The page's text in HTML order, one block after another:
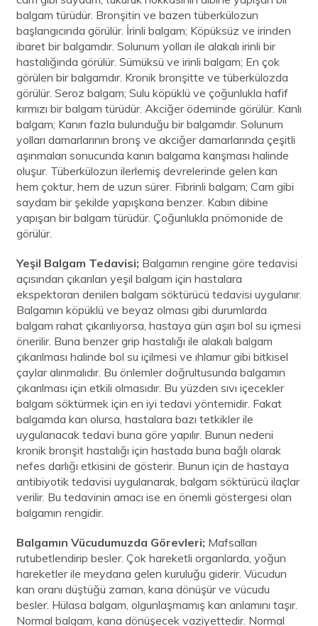
balgam türüdür. Bronşitin ve bazen tüberkülozun
başlangıcında görülür. İrinli balgam; Köpüksüz ve irinden
ibaret bir balgamdır. Solunum yolları ile alakalı irinli bir
hastalığında görülür. Sümüksü ve irinli balgam; En çok
görülen bir balgamdır. Kronik bronşitte ve tüberkülozda
görülür. Seroz balgam; Sulu köpüklü ve çoğunlukla hafif
kırmızı bir balgam türüdür. Akciğer ödeminde görülür. Kanlı
balgam; Kanın fazla bulunduğu bir balgamdır. Solunum
yolları damarlarının bronş ve akciğer damarlarında çeşitli
aşınmaları sonucunda kanın balgama karışması halinde
oluşur. Tüberkülozun ilerlemiş devrelerinde gelen kan
hem çoktur, hem de uzun sürer. Fibrinli balgam; Cam gibi
saydam bir şekilde yapışkana benzer. Kabın dibine
yapışan bir balgam türüdür. Çoğunlukla pnömonide de
görülür.
Yeşil Balgam Tedavisi; Balgamın rengine göre tedavisi
açısından çıkarılan yeşil balgam için hastalara
ekspektoran denilen balgam söktürücü tedavisi uygulanır.
Balgamın köpüklü ve beyaz olması gibi durumlarda
balgam rahat çıkarılıyorsa, hastaya gün aşırı bol su içmesi
önerilir. Buna benzer grip hastalığı ile alakalı balgam
çıkarılması halinde bol su içilmesi ve ıhlamur gibi bitkisel
çaylar alınmalıdır. Bu önlemler doğrultusunda balgamın
çıkarılması için etkili olmasıdır. Bu yüzden sıvı içecekler
balgam söktürmek için en iyi tedavi yöntemidir. Fakat
balgamda kan olursa, hastalara bazı tetkikler ile
uygulanacak tedavi buna göre yapılır. Bunun nedeni
kronik bronşit hastalığı için hastada buna bağlı olarak
nefes darlığı etkisini de gösterir. Bunun için de hastaya
antibiyotik tedavisi uygulanarak, balgam söktürücü ilaçlar
verilir. Bu tedavinin amacı ise en önemli göstergesi olan
balgamın rengidir.
Balgamın Vücudumuzda Görevleri; Mafsalları
rutubetlendirip besler. Çok hareketli organlarda, yoğun
hareketler ile meydana gelen kuruluğu giderir. Vücudun
kan oranı düştüğü zaman, kana dönüşür ve vücudu
besler. Hülasa balgam, olgunlaşmamış kan anlamını taşır.
Normal balgam, kana dönüşecek vaziyettedir. Normal